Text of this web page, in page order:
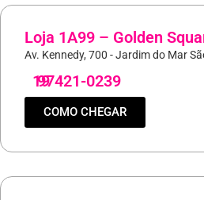
Loja 1A99 – Golden
Av. Kennedy, 700 - Jardim do Mar
19
97421-0239
COMO CHEGAR